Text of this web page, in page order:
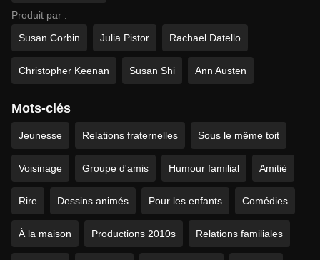
Produit par :
Susan Corbin
Julia Pistor Rachael Datello
Christopher Keenan Susan Shi Ann Austen
Mots-clés
Jeunesse Relations fraternelles Sous le même toit
Voisinage Groupe d'amis Humour familial Amitié
Rire Dessins animés Pour les enfants Comédies
À la maison Productions 2010s Relations familiales